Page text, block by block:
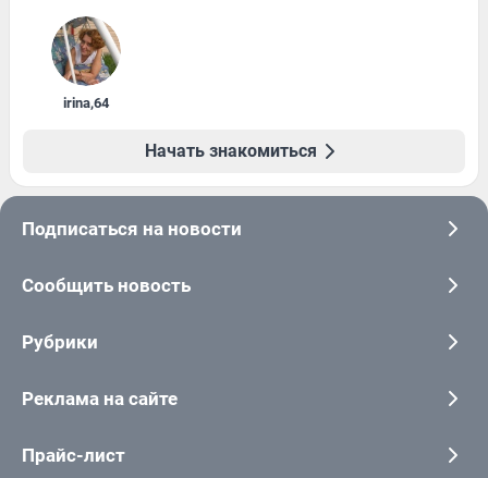
irina,64
Начать знакомиться
Подписаться на новости
Сообщить новость
Рубрики
Реклама на сайте
Прайс-лист